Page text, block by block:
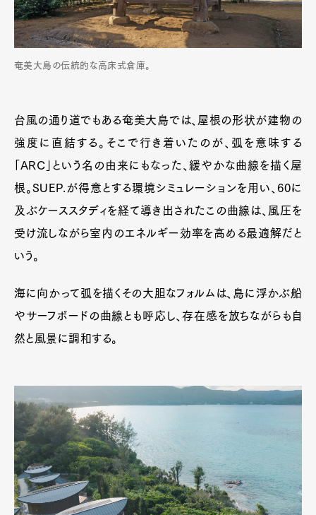
奄美大島の伝統的な高床式倉庫。
台風の通り道でもある奄美大島では、屋根の形状が建物の
強度に直結する。そこで行き着いたのが、弧を意味する
「ARC」という名の由来にもなった、緩やかな曲線を描く屋
根。SUEP.が得意とする環境シミュレーションを用い、60に
及ぶケーススタディを経て導き出されたこの曲線は、風圧を
受け流しながら室内のエネルギー効率を高める最適解だと
いう。
海に向かって弧を描くその大胆なフォルムは、島に浮かぶ船
やサーフボードの曲線とも呼応し、存在感を放ちながらも自
然と風景に調和する。